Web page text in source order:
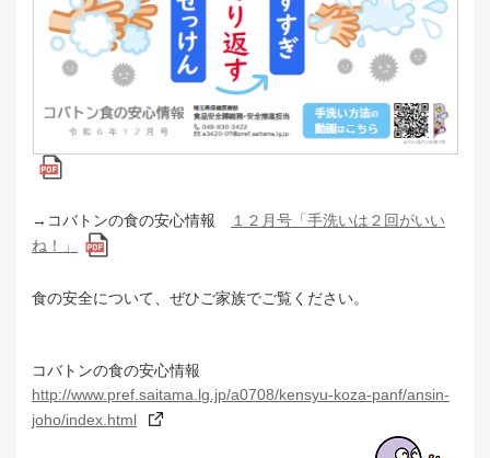
→コバトンの食の安心情報
１２月号「手洗いは２回がいい
ね！」
食の安全について、ぜひご家族でご覧ください。
コバトンの食の安心情報
http://www.pref.saitama.lg.jp/a0708/kensyu-koza-panf/ansin-
joho/index.html